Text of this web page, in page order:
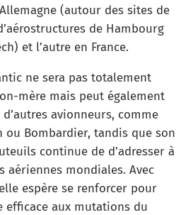
(autour des sites de
de Hambourg
et l’autre en France.
ne sera pas totalement
mère mais peut également
avionneurs, comme
ou Bombardier, tandis que son
continue de d’adresser à
aériennes mondiales. Avec
espère se renforcer pour
efficace aux mutations du